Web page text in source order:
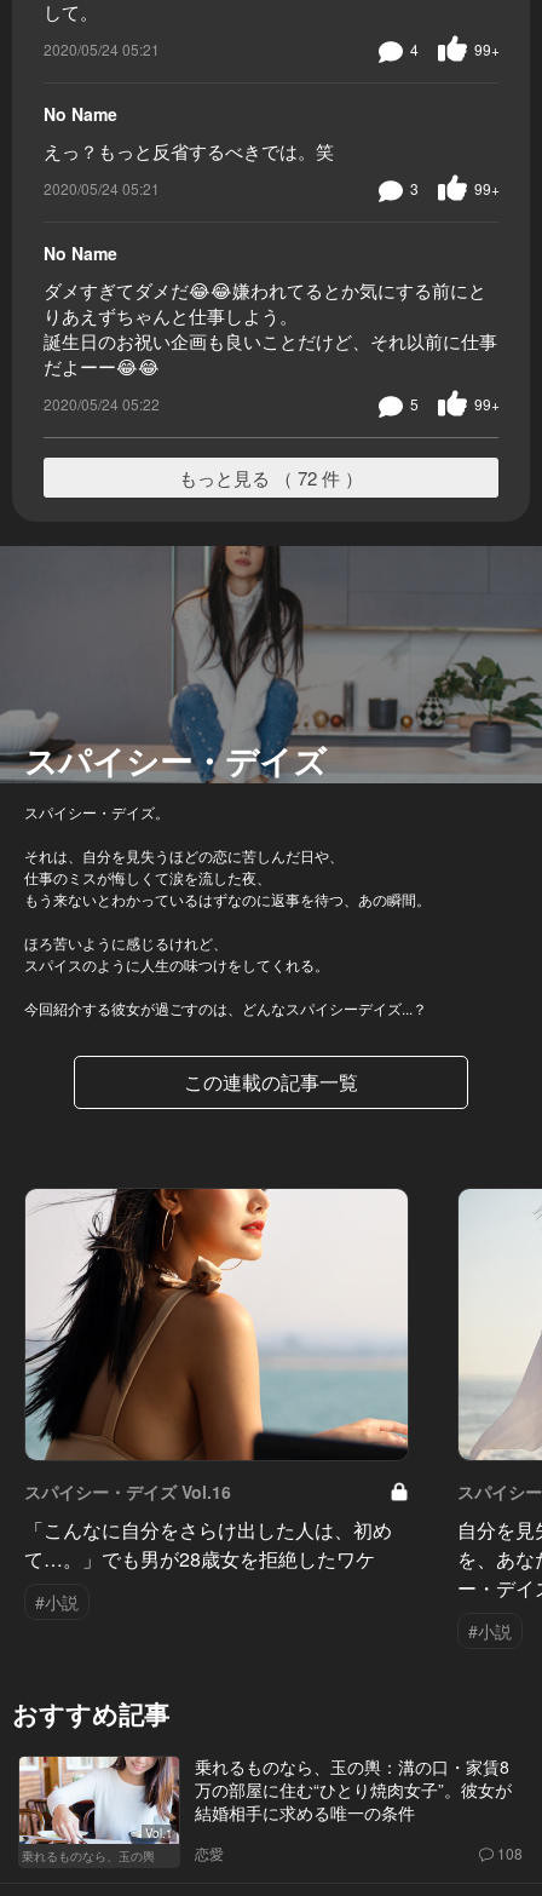
して。
2020/05/24 05:21 99+
4
No Name
えっ？もっと反省するべきでは。笑
2020/05/24 05:21 99+
3
No Name
ダメすぎてダメだ😂😂嫌われてるとか気にする前にと
りあえずちゃんと仕事しよう。
誕生日のお祝い企画も良いことだけど、それ以前に仕事
だよーー😂😂
2020/05/24 05:22 99+
5
もっと見る （ 72 件 ）
スパイシー・デイズ
スパイシー・デイズ。
それは、自分を見失うほどの恋に苦しんだ日や、
仕事のミスが悔しくて涙を流した夜、
もう来ないとわかっているはずなのに返事を待つ、あの瞬間。
ほろ苦いように感じるけれど、
スパイスのように人生の味つけをしてくれる。
今回紹介する彼女が過ごすのは、どんなスパイシーデイズ...？
この連載の記事一覧
スパイシー・デイズ Vol.16
「こんなに自分をさらけ出した人は、初め
て…。」でも男が28歳女を拒絶したワケ
#小説
スパイシ
自分を
を、あ
ー・デイ
#小説
おすすめ記事
Vol.1
乗れるものなら、玉の輿
乗れるものなら、玉の輿：溝の口・家賃8
万の部屋に住む“ひとり焼肉女子”。彼女が
結婚相手に求める唯一の条件
恋愛 108